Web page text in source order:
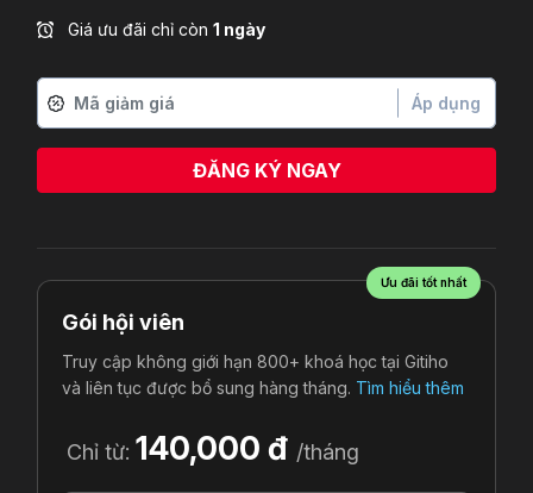
Giá ưu đãi chỉ còn 1 ngày
Áp dụng
ĐĂNG KÝ NGAY
Ưu đãi tốt nhất
Gói hội viên
Truy cập không giới hạn 800+ khoá học tại Gitiho
và liên tục được bổ sung hàng tháng. Tìm hiểu thêm
Chỉ từ: 140,000 đ /tháng